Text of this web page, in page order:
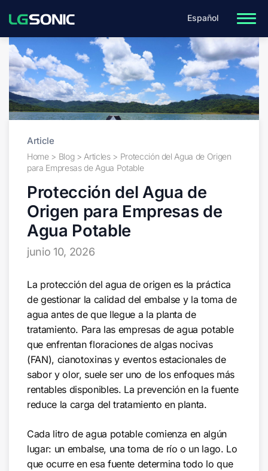
Español
Article
Home> Blog> Articles> Protección del Agua de Origen
para Empresas de Agua Potable
Protección del Agua de
Origen para Empresas de
Agua Potable
junio 10, 2026
La protección del agua de origen es la práctica
de gestionar la calidad del embalse y la toma de
agua antes de que llegue a la planta de
tratamiento. Para las empresas de agua potable
que enfrentan floraciones de algas nocivas
(FAN), cianotoxinas y eventos estacionales de
sabor y olor, suele ser uno de los enfoques más
rentables disponibles. La prevención en la fuente
reduce la carga del tratamiento en planta.
Cada litro de agua potable comienza en algún
lugar: un embalse, una toma de río o un lago. Lo
que ocurre en esa fuente determina todo lo que